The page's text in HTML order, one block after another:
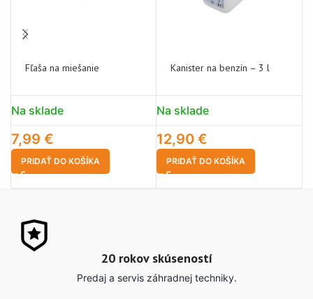
Fľaša na miešanie
Na sklade
7,99 €
PRIDAŤ DO KOŠÍKA
Kanister na benzín – 3 l
Na sklade
12,90 €
PRIDAŤ DO KOŠÍKA
20 rokov skúseností
Predaj a servis záhradnej techniky.